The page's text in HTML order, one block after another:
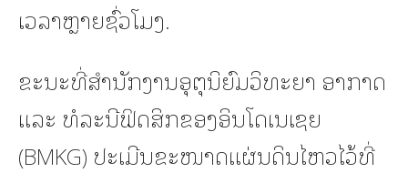
ເວລາຫຼາຍຊົ່ວໂມງ.
ຂະນະທີ່ສຳນັກງານອຸຕຸນິຍົມວິທະຍາ ອາກາດ
ແລະ ທໍລະນີຟິດສິກຂອງອິນໂດເນເຊຍ
(BMKG) ປະເມີນຂະໜາດແຜ່ນດິນໄຫວໄວ້ທີ່